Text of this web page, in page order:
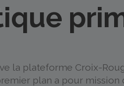
la plateforme Croix-
plan a pour mission